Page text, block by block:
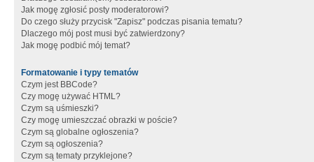
Jak mogę zgłosić posty moderatorowi?
Do czego służy przycisk "Zapisz" podczas pisania tematu?
Dlaczego mój post musi być zatwierdzony?
Jak mogę podbić mój temat?
Formatowanie i typy tematów
Czym jest BBCode?
Czy mogę używać HTML?
Czym są uśmieszki?
Czy mogę umieszczać obrazki w poście?
Czym są globalne ogłoszenia?
Czym są ogłoszenia?
Czym są tematy przyklejone?